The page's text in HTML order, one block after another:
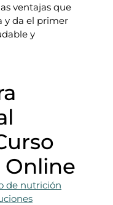
ventajas que
y da el primer
y
de nutrición